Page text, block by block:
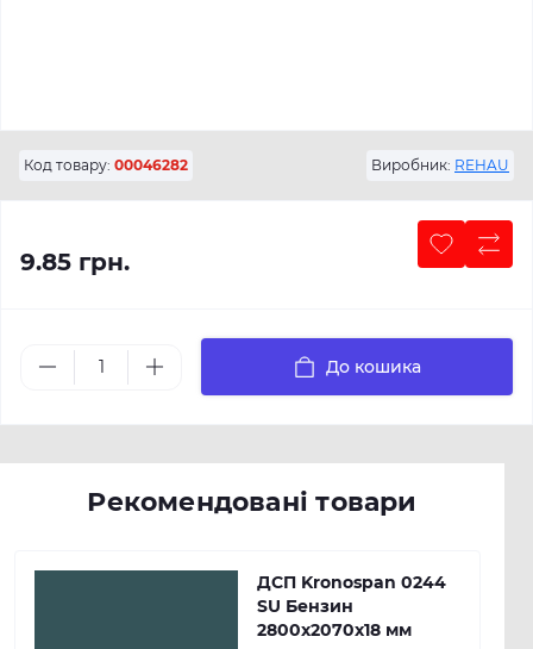
Код товару: 00046282 Виробник: REHAU
9.85 грн.
До кошика
Рекомендовані товари
ДСП Kronospan 0244
SU Бензин
2800x2070x18 мм